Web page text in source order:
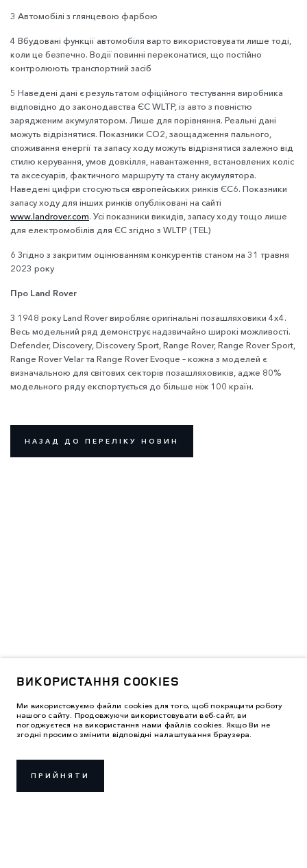
ВИКОРИСТАННЯ COOKIES
Ми використовуємо файли cookies для того, щоб покращити роботу
нашого сайту. Продовжуючи використовувати веб-сайт, ви
погоджуєтеся на використання нами файлів cookies. Якщо Ви не
згодні просимо змінити відповідні налаштування браузера.
ПРИЙНЯТИ
3 Автомобілі з глянцевою фарбою
4 Вбудовані функції автомобіля варто використовувати лише тоді,
коли це безпечно. Водії повинні переконатися, що постійно
контролюють транспортний засіб
5 Наведені дані є результатом офіційного тестування виробника
відповідно до законодавства ЄС WLTP, із авто з повністю
зарядженим акумулятором. Лише для порівняння. Реальні дані
можуть відрізнятися. Показники CO2, заощадження пального,
споживання енергії та запасу ходу можуть відрізнятися залежно від
стилю керування, умов довкілля, навантаження, встановлених коліс
та аксесуарів, фактичного маршруту та стану акумулятора.
Наведені цифри стосуються європейських ринків ЄС6. Показники
запасу ходу для інших ринків опубліковані на сайті
www.landrover.com. Усі показники викидів, запасу ходу тощо лише
для електромобілів для ЄС згідно з WLTP (TEL)
6 Згідно з закритим оцінюванням конкурентів станом на 31 травня
2023 року
Про Land Rover
З 1948 року Land Rover виробляє оригінальні позашляховики 4x4.
Весь модельний ряд демонструє надзвичайно широкі можливості.
Defender, Discovery, Discovery Sport, Range Rover, Range Rover Sport,
Range Rover Velar та Range Rover Evoque – кожна з моделей є
визначальною для світових секторів позашляховиків, адже 80%
модельного ряду експортується до більше ніж 100 країн.
НАЗАД ДО ПЕРЕЛІКУ НОВИН